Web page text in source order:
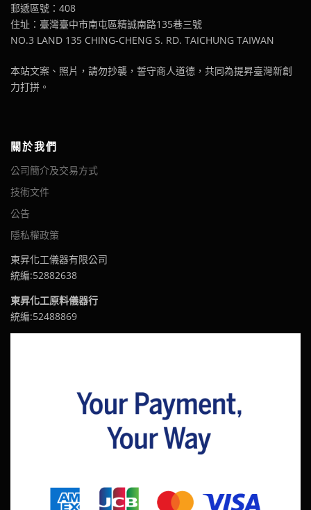
郵遞區號：408
住址：臺灣臺中市南屯區精誠南路135巷三號
NO.3 LAND 135 CHING-CHENG S. RD. TAICHUNG TAIWAN
本站文案、照片，請勿抄襲，誓守商人道德，共同為提昇臺灣新創
力打拼。
關於我們
公司簡介及交易方式
技術文件
公告
隱私權政策
東昇化工儀器有限公司
統編:52882638
東昇化工原料儀器行
統編:52488869